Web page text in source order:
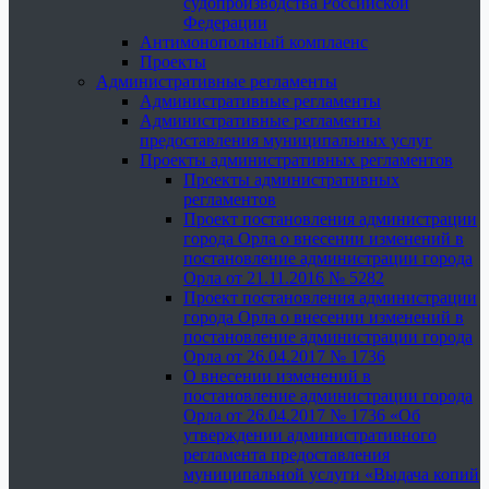
Федерации
Антимонопольный комплаенс
Проекты
Административные регламенты
Административные регламенты
Административные регламенты
предоставления муниципальных услуг
Проекты административных регламентов
Проекты административных
регламентов
Проект постановления администрации
города Орла о внесении изменений в
постановление администрации города
Орла от 21.11.2016 № 5282
Проект постановления администрации
города Орла о внесении изменений в
постановление администрации города
Орла от 26.04.2017 № 1736
О внесении изменений в
постановление администрации города
Орла от 26.04.2017 № 1736 «Об
утверждении административного
регламента предоставления
муниципальной услуги «Выдача копий